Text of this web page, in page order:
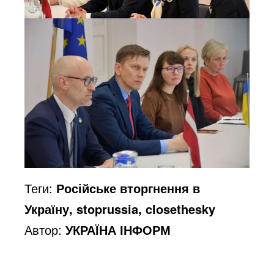
Теги: Російське вторгнення в
Україну, stoprussia, closethesky
Автор:УКРАЇНА ІНФОРМ